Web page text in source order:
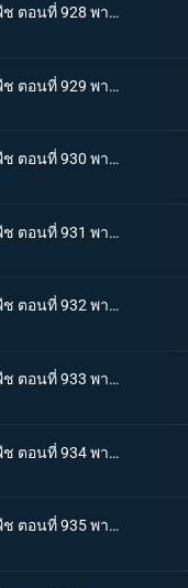
One piece วันพีช ตอนที่ 928 พากย์ไทย ดอกไม้ที่ปลิดปลิว! วาระสุดท้ายของหญิงงามแห่งวาโนะ
One piece วันพีช ตอนที่ 929 พากย์ไทย สายสัมพันธ์นักโทษ ลูฟี่กับปู่เฮียว!
One piece วันพีช ตอนที่ 930 พากย์ไทย หัวหน้าใหญ่! ควีนแห่งหายนะปรากฏตัว!
One piece วันพีช ตอนที่ 931 พากย์ไทย ปีนขึ้นไป ลูฟี่และการหนีตายที่เดิมพันด้วยชีวิต!
One piece วันพีช ตอนที่ 932 พากย์ไทย อยู่หรือตาย ศึกซูโม่อินเฟอร์โนของควีน
One piece วันพีช ตอนที่ 933 พากย์ไทย กิวคิมารุ! ศึกตัดสินของโซโลบนสะพานโออิฮางิ
One piece วันพีช ตอนที่ 934 พากย์ไทย สถานะการณ์พลิกผัน! วิชาสามดาบข้ามเงื้อมมือมัจจุราช!
One piece วันพีช ตอนที่ 935 พากย์ไทย โซโลต้องตะลึง! ตัวตนที่แท้จริงของสาวงามผู้เลอโฉม